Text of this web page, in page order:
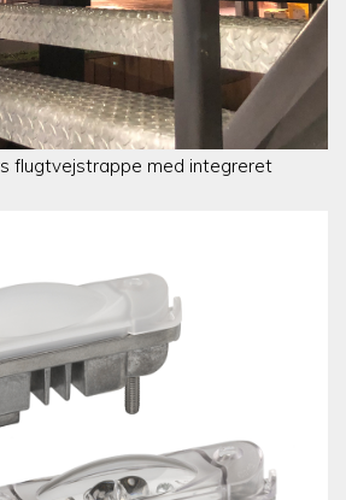
flugtvejstrappe med integreret